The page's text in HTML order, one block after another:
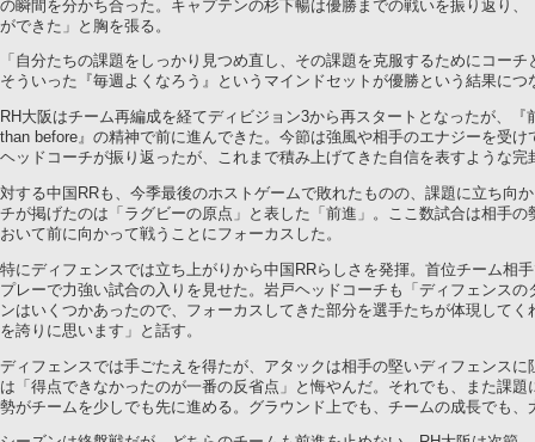
の瞬間を分かち合った。キャプテンの杉下暢は優勝までの戦いを振り返り
ができた」と胸を張る。
「自分たちの課題をしっかり見つめ直し、その課題を克服するためにコー
そういった『毎週よくなろう』というマインドセットが優勝という結果につ
RH大阪はチーム再編成を経てディビジョン3から再スタートとなったが、
than before』の精神で前に進んできた。今節は強風や相手のエナジーを受
ヘッドコーチが振り返ったが、これまで積み上げてきた自信を表すような
対する中国RRも、今季最後のホストゲームで敗れたものの、課題に立ち向
チが掲げたのは「ラグビーの原点」と表した「前進」。ここ数試合は相手
おいて前に向かって戦うことにフォーカスした。
特にディフェンスでは立ち上がりから中国RRらしさを発揮。首位チーム相
プレーで力強い試合の入りを見せた。岩戸ヘッドコーチも「ディフェンス
ンはいくつかあったので、フォーカスしてきた部分を選手たちが体現して
を誇りに思います」と話す。
ディフェンスでは手ごたえを得たが、アタックは相手の堅いディフェンス
は「得点できなかったのが一番の反省点」と悔やんだ。それでも、また課
勢がチームを少しでも先に進める。グラウンド上でも、チームの成長でも